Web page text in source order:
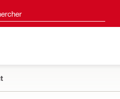
de recherche